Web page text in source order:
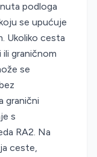
podloga
se upućuje
Ukoliko cesta
graničnom
se
granični
s
RA2. Na
ceste,